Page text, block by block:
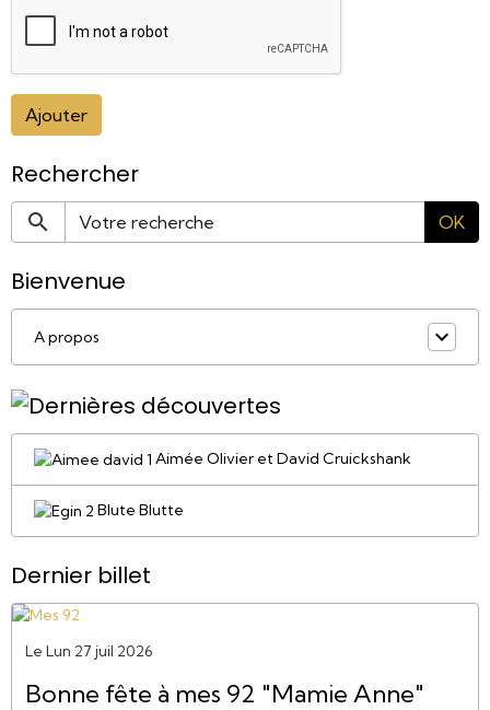
Ajouter
Rechercher
OK
Bienvenue
A propos
Aimée Olivier et David Cruickshank
Blute Blutte
Dernier billet
Le Lun 27 juil 2026
Bonne fête à mes 92 "Mamie Anne"